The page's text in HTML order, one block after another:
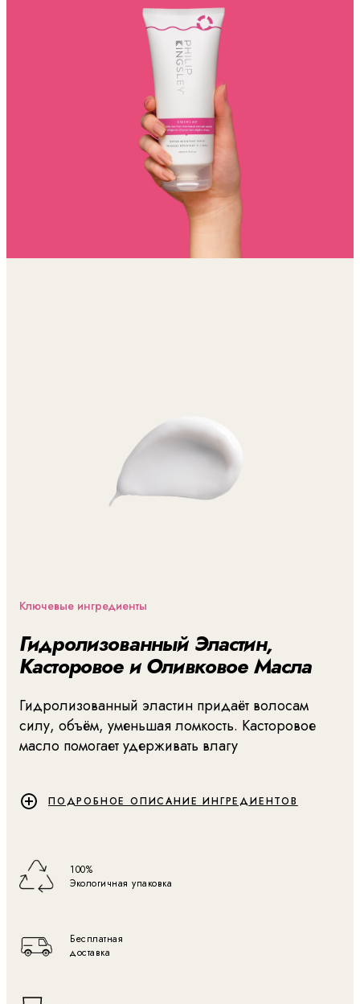
Ключевые ингредиенты
Гидролизованный Эластин,
Касторовое и Оливковое Масла
Гидролизованный эластин придаёт волосам
силу, объём, уменьшая ломкость. Касторовое
масло помогает удерживать влагу
ПОДРОБНОЕ ОПИСАНИЕ ИНГРЕДИЕНТОВ
100%
Экологичная упаковка
Бесплатная
доставка